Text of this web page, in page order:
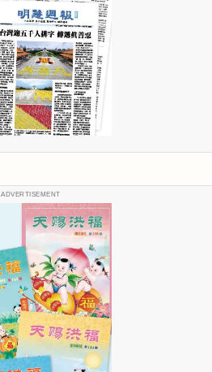
ADVERTISEMENT